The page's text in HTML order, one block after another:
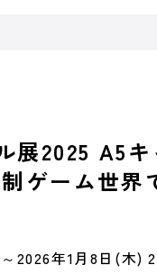
展2025 A5
ゲーム世界
～2026年1月8日(木)